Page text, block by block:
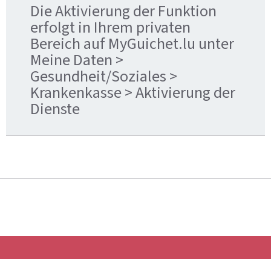
Die Aktivierung der Funktion
erfolgt in Ihrem privaten
Bereich auf MyGuichet.lu unter
Meine Daten >
Gesundheit/Soziales >
Krankenkasse > Aktivierung der
Dienste